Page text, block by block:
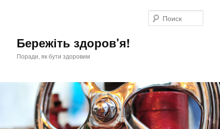
Бережіть здоров'я!
Поради, як бути здоровим